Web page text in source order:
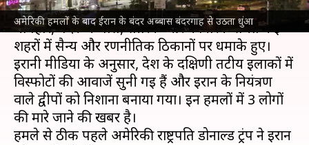
अमेरिकी हमलों के बाद ईरान के बंदर अब्बास बंदरगाह से उठता धुंआ
अमेरिकाने देर रातईरानपर फिर हमले किए हैं। बुशहर,
चाबहार, बंदर अब्बास, सीरिक और कोनारक समेत कई
शहरों में सैन्य और रणनीतिक ठिकानों पर धमाके हुए।
ईरानी मीडिया के अनुसार, देश के दक्षिणी तटीय इलाकों में
विस्फोटों की आवाजें सुनी गई हैं और ईरान के नियंत्रण
वाले द्वीपों को निशाना बनाया गया। इन हमलों में 3 लोगों
की मारे जाने की खबर है।
हमले से ठीक पहले अमेरिकी राष्ट्रपति डोनाल्ड ट्रंप ने ईरान